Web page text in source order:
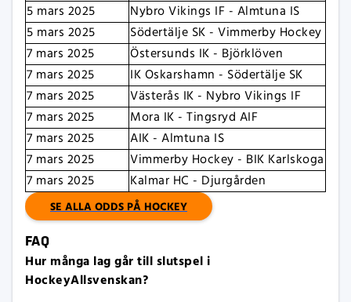
5 mars 2025
Nybro Vikings IF - Almtuna IS
5 mars 2025
Södertälje SK - Vimmerby Hockey
7 mars 2025
Östersunds IK - Björklöven
7 mars 2025
IK Oskarshamn - Södertälje SK
7 mars 2025
Västerås IK - Nybro Vikings IF
7 mars 2025
Mora IK - Tingsryd AIF
7 mars 2025
AIK - Almtuna IS
7 mars 2025
Vimmerby Hockey - BIK Karlskoga
7 mars 2025
Kalmar HC - Djurgården
SE ALLA ODDS PÅ HOCKEY
FAQ
Hur många lag går till slutspel i
HockeyAllsvenskan?